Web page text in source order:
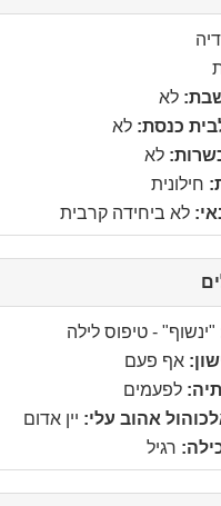
to
לא
כנסת: לא
לא
חילונית
לא ביחידה קרבית
to
collapse
"ינשוף" - טיפוס לילה
אף פעם
לפעמים
אהוב עלי: יין אדום
רגיל